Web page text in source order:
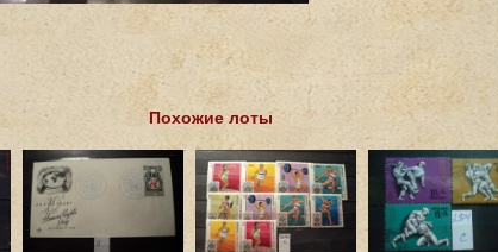
Похожие лоты